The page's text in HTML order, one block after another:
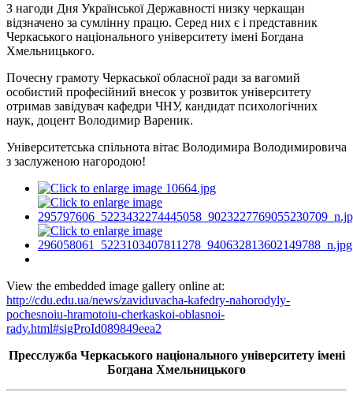
З нагоди Дня Української Державності низку черкащан
відзначено за сумлінну працю. Серед них є і представник
Черкаського національного університету імені Богдана
Хмельницького.
Почесну грамоту Черкаської обласної ради за вагомий
особистий професійний внесок у розвиток університету
отримав завідувач кафедри ЧНУ, кандидат психологічних
наук, доцент Володимир Вареник.
Університетська спільнота вітає Володимира Володимировича
з заслуженою нагородою!
View the embedded image gallery online at:
http://cdu.edu.ua/news/zaviduvacha-kafedry-nahorodyly-
pochesnoiu-hramotoiu-cherkaskoi-oblasnoi-
rady.html#sigProId089849eea2
Пресслужба Черкаського національного університету імені
Богдана Хмельницького